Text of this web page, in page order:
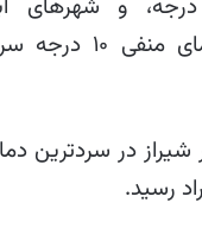
دمای منفی ۱۲ درجه، و
ایزدخواست با
در سردترین
رسید.